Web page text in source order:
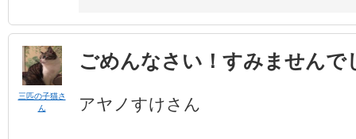
三匹の子猫さ
ん
ごめんなさい！すみませんで
アヤノすけさん